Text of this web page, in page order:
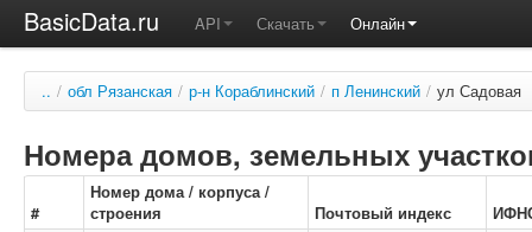
BasicData.ru API Скачать Онлайн
.. / обл Рязанская / р-н Кораблинский / п Ленинский / ул Садовая
Номера домов, земельных
#
Номер дома / корпуса /
строения
Почтовый индекс